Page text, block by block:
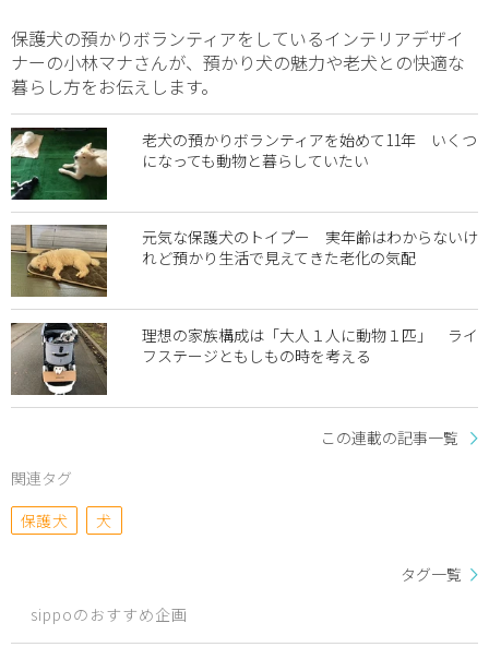
保護犬の預かりボランティアをしているインテリアデザイ
ナーの小林マナさんが、預かり犬の魅力や老犬との快適な
暮らし方をお伝えします。
老犬の預かりボランティアを始めて11年 いくつ
になっても動物と暮らしていたい
元気な保護犬のトイプー 実年齢はわからないけ
れど預かり生活で見えてきた老化の気配
理想の家族構成は「大人１人に動物１匹」 ライ
フステージともしもの時を考える
この連載の記事一覧
関連タグ
保護犬
犬
タグ一覧
sippoのおすすめ企画